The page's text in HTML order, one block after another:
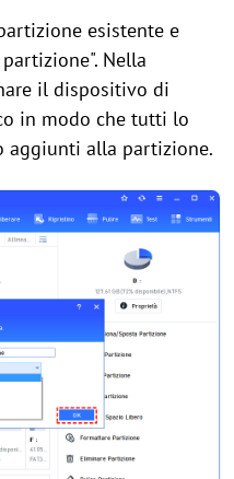
esistente e
Nella
il dispositivo di
in modo che tutti lo
aggiunti alla partizione.